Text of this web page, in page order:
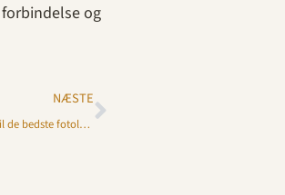
og
NÆSTE
Få taget dit billede i København – En guide til de bedste fotolokationer